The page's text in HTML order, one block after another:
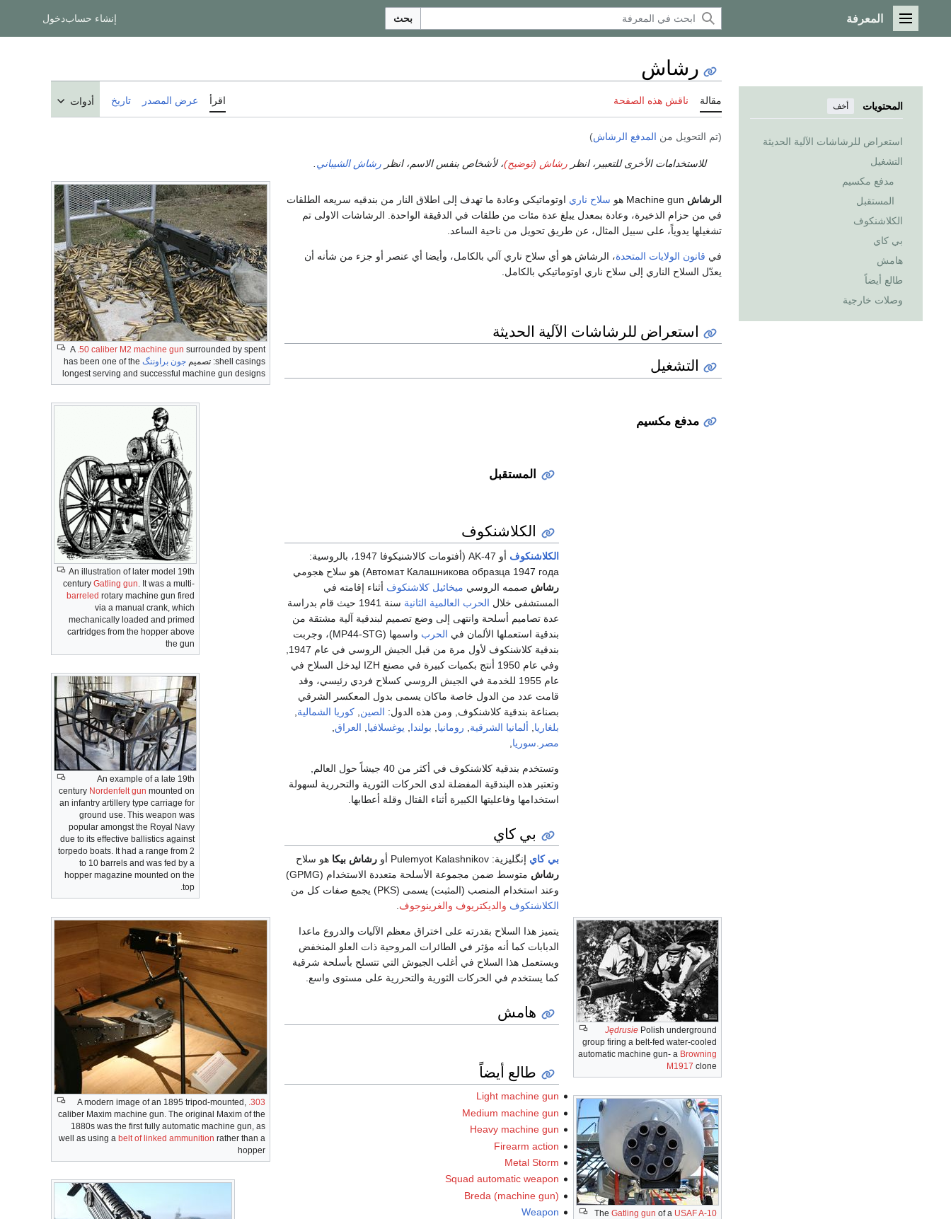
القائمة الرئيسية
المعرفة بحث إنشاء حسابدخول
المحتويات أخف
استعراض للرشاشات الآلية الحديثة
التشغيل
مدفع مكسيم
المستقبل
الكلاشنكوف
بي كاي
هامش
طالع أيضاً
وصلات خارجية
رشاش
مقالة ناقش هذه الصفحة اقرأ عرض المصدر تاريخ أدوات
(تم التحويل من المدفع الرشاش)
للاستخدامات الأخرى للتعبير، انظررشاش (توضيح)، لأشخاص بنفس الاسم، انظررشاش الشيباني
A .50 caliber M2 machine gun surrounded by spent
shell casings: تصميم
جون براوننگ has been one of the
longest serving and successful machine gun designs
An illustration of later model 19th
century Gatling gun. It was a multi-
barreled rotary machine gun fired
via a manual crank, which
mechanically loaded and primed
cartridges from the hopper above
the gun
An example of a late 19th
century Nordenfelt gun mounted on
an infantry artillery type carriage for
ground use. This weapon was
popular amongst the Royal Navy
due to its effective ballistics against
torpedo boats. It had a range from 2
to 10 barrels and was fed by a
hopper magazine mounted on the
top.
A modern image of an 1895 tripod-mounted,
.303
caliber Maxim machine gun. The original Maxim of the
1880s was the first fully automatic machine gun, as
well as using a belt of linked ammunition rather than a
hopper
الرشاش سلاح ناري اوتوماتيكي وعادة ما تهدف إلى اطلاق النار من بندقيه سريعه الطلقات
في من حزام الذخيرة، وعادة بمعدل يبلغ عدة مئات من طلقات في الدقيقة الواحدة. الرشاشات الاولى تم
تشغيلها يدوياً، على سبيل المثال، عن طريق تحويل من ناحية الساعد.
في قانون الولايات المتحدة، الرشاش هو أي سلاح ناري آلي بالكامل، وأيضا أي عنصر أو جزء من شأنه أن
يعدّل السلاح الناري إلى سلاح ناري اوتوماتيكي بالكامل.
استعراض للرشاشات الآلية الحديثة
Jędrusie Polish underground
group firing a belt-fed water-cooled
automatic machine gun- a Browning
M1917 clone
The Gatling gun of a USAFA-10
التشغيل
مدفع مكسيم
المستقبل
الكلاشنكوف
الكلاشنكوف
أو AK-47 (أفتومات كالاشنيكوفا 1947، بالروسية:
Автомат Калашникова образца 1947 года) هو سلاح هجومي
رشاش صممه الروسي ميخائيل كلاشنكوف أثناء إقامته في
المستشفى خلال الحرب العالمية الثانية
سنة 1941 حيث قام بدراسة
عدة تصاميم أسلحة وانتهى إلى وضع تصميم لبندقية آلية مشتقة من
بندقية استعملها الألمان في الحرب
واسمها (MP44-STG)، وجربت
وفي عام 1950 أنتج بكميات كبيرة في مصنع IZH ليدخل السلاح في
عام 1955 للخدمة في الجيش الروسي كسلاح فردي رئيسي، وقد
قامت عدد من الدول خاصة ماكان يسمى بدول المعكسر الشرقي
بصناعة بندقية كلاشنكوف, ومن هذه الدول: الصين كوريا الشمالية
بلغاريا
ألمانيا الشرقية رومانيا بولندا يوغسلافيا العراق
مصر سوريا
وتستخدم بندقية كلاشنكوف في أكثر من 40 جيشاً حول العالم,
وتعتبر هذه البندقية المفضلة لدى الحركات الثورية والتحررية لسهولة
استخدامها وفاعليتها الكبيرة أثناء القتال وقلة أعطابها.
بي كاي
بي كاي إنگليزية: Pulemyot Kalashnikov أو رشاش بيكا هو سلاح
رشاش
متوسط ضمن مجموعة الأسلحة متعددة الاستخدام (GPMG)
وعند استخدام المنصب (المثبت) يسمى (PKS) يجمع صفات كل من
الكلاشنكوف والديكتريوف والغرينوجوف.
يتميز هذا السلاح بقدرته على اختراق معظم الآليات والدروع ماعدا
الدبابات كما أنه مؤثر في الطائرات المروحية ذات العلو المنخفض
ويستعمل هذا السلاح في أغلب الجيوش التي تتسلح بأسلحة شرقية
كما يستخدم في الحركات الثورية والتحررية على مستوى واسع.
هامش
طالع أيضاً
Light machine gun
Medium machine gun
Heavy machine gun
Firearm action
Metal Storm
Squad automatic weapon
Breda (machine gun)
Weapon